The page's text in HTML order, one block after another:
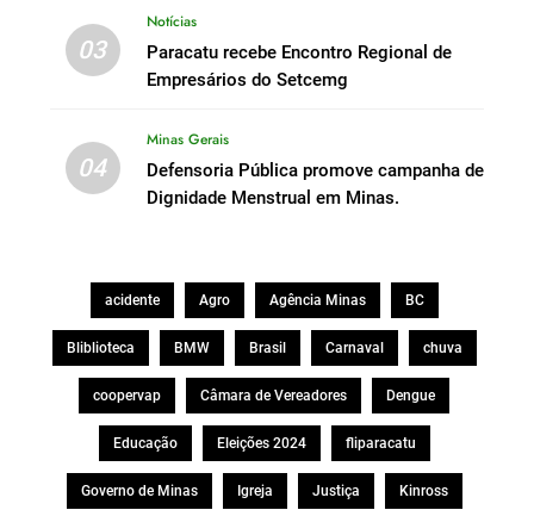
03
Notícias
Paracatu recebe Encontro Regional de
Empresários do Setcemg
04
Minas Gerais
Defensoria Pública promove campanha de
Dignidade Menstrual em Minas.
acidente Agro Agência Minas BC
Bliblioteca BMW Brasil Carnaval chuva
coopervap Câmara de Vereadores Dengue
Educação Eleições 2024 fliparacatu
Governo de Minas Igreja Justiça Kinross